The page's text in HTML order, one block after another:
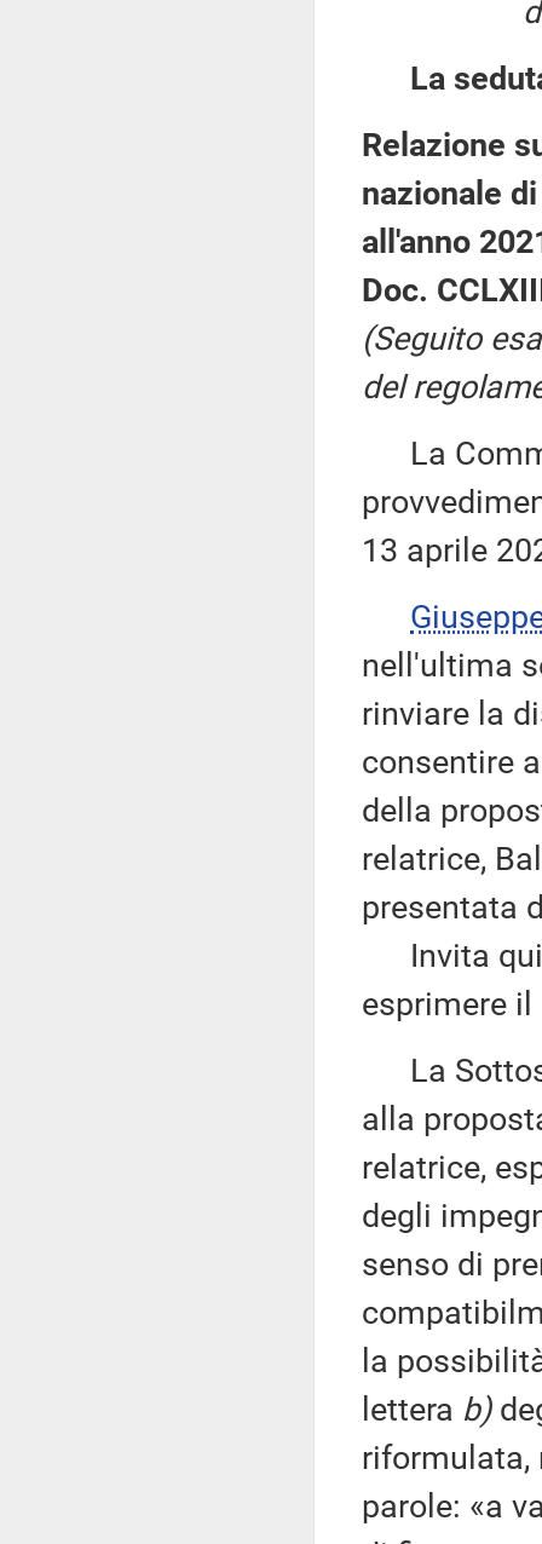
La
Relazione
nazionale
all'anno
Doc.
(Seguito
del
La
13 aprile
nell'ultima
rinviare la
consentire
della
relatrice,
presentata
Invita
esprimere
La
alla
relatrice,
degli
senso di
la
lettera b)
riformulata,
parole: «a